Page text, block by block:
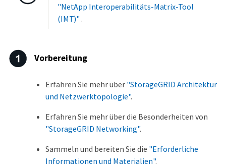
"NetApp Interoperabilitäts-Matrix-Tool
(IMT)" .
Vorbereitung
Erfahren Sie mehr über "StorageGRID Architektur
und Netzwerktopologie".
Erfahren Sie mehr über die Besonderheiten von
"StorageGRID Networking".
Sammeln und bereiten Sie die "Erforderliche
Informationen und Materialien".